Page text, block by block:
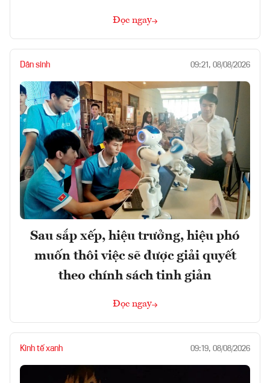
Đọc ngay
Dân sinh 09:21, 08/08/2026
Sau sắp xếp, hiệu trưởng, hiệu phó
muốn thôi việc sẽ được giải quyết
theo chính sách tinh giản
Đọc ngay
Kinh tế xanh 09:19, 08/08/2026